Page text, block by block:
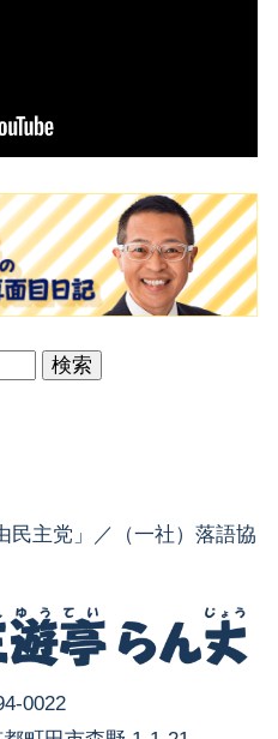
検索
民主党」／（一社）落語協
0022